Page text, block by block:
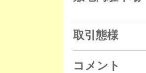
取引態様
コメント